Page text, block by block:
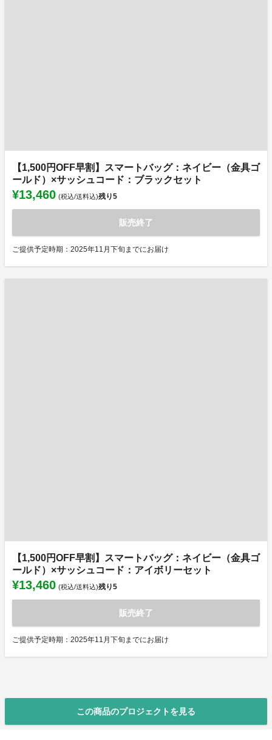
【1,500円OFF早割】スマートバッグ：ネイビー（金具ゴ
ールド）×サッシュコード：ブラックセット
¥13,460 (税込/送料込)残り5
販売終了
ご提供予定時期：2025年11月下旬までにお届け
【1,500円OFF早割】スマートバッグ：ネイビー（金具ゴ
ールド）×サッシュコード：アイボリーセット
¥13,460 (税込/送料込)残り5
販売終了
ご提供予定時期：2025年11月下旬までにお届け
この商品のプロジェクトを見る